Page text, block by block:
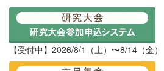
【受付中】2026/8/1（土）〜8/14（金）